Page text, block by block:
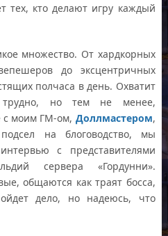
тех, кто делают игру каждый
множество. От хардкорных
до эксцентричных
полчаса в день. Охватит
трудно, но тем не менее,
с моим ГМ-ом, Доллмастером,
на блоговодство, мы
с представителями
сервера «Гордунни».
общаются как траят босса,
дело, но надеюсь, что